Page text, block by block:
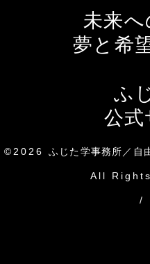
未来へ
夢と希
ふ
公式
©2026ふじた学事務所／自
All
/